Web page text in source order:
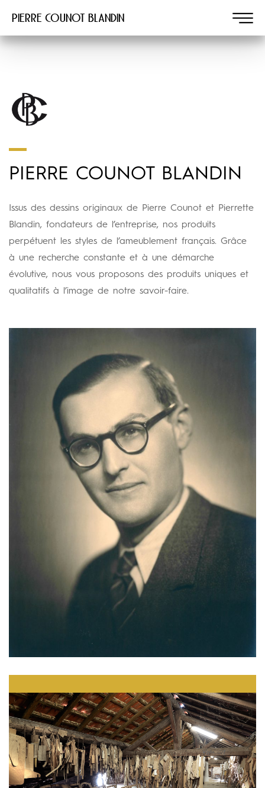
Pierre COUNOT BLANDIN
PIERRE COUNOT BLANDIN
Issus des dessins originaux de Pierre Counot et Pierrette
Blandin, fondateurs de l’entreprise, nos produits
perpétuent les styles de l’ameublement français. Grâce
à une recherche constante et à une démarche
évolutive, nous vous proposons des produits uniques et
qualitatifs à l’image de notre savoir-faire.